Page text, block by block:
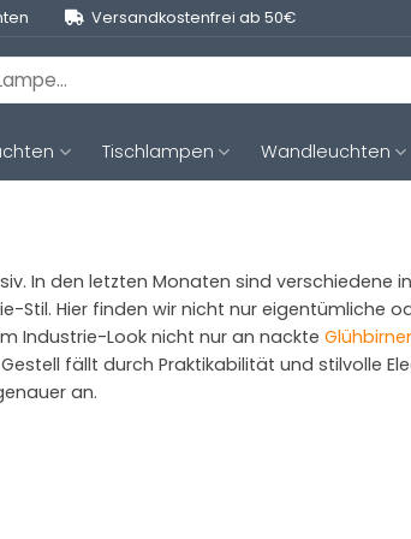
Versandkostenfrei ab 50€
Tischlampen Wandleuchten
In den letzten Monaten sind verschiedene
Stil. Hier finden wir nicht nur eigentümliche
Industrie-Look nicht nur an nackte
fällt durch Praktikabilität und stilvolle
an.